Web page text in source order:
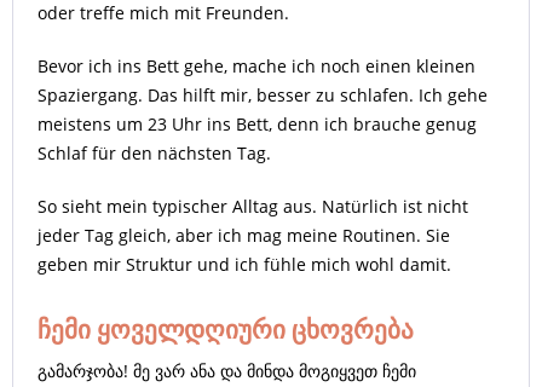
oder treffe mich mit Freunden.
Bevor ich ins Bett gehe, mache ich noch einen kleinen
Spaziergang. Das hilft mir, besser zu schlafen. Ich gehe
meistens um 23 Uhr ins Bett, denn ich brauche genug
Schlaf für den nächsten Tag.
So sieht mein typischer Alltag aus. Natürlich ist nicht
jeder Tag gleich, aber ich mag meine Routinen. Sie
geben mir Struktur und ich fühle mich wohl damit.
ჩემი ყოველდღიური ცხოვრება
გამარჯობა! მე ვარ ანა და მინდა მოგიყვეთ ჩემი